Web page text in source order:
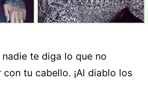
te diga lo que no
con tu cabello. ¡Al diablo los